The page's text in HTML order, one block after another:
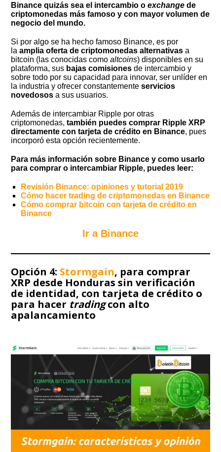
Binance quizás sea el intercambio oexchange de
criptomonedas más famoso y con mayor volumen de
negocio del mundo.
Si por algo se ha hecho famoso Binance, es por
laamplia oferta de criptomonedas alternativas a
bitcoin (las conocidas comoaltcoins) disponibles en su
plataforma, sus bajas comisiones de intercambio y
sobre todo por su capacidad para innovar, ser unlíder en
la industria y ofrecer constantementeservicios
novedosos a sus usuarios.
Además de intercambiar Ripple por otras
criptomonedas,también puedes comprar Ripple XRP
directamente con tarjeta de crédito en Binance, pues
incorporó esta opción recientemente.
Para más información sobre Binance y como usarlo
para comprar o intercambiar Ripple, puedes leer:
Revisión Binance: opiniones y tutorial 2019
Cómo hacer trading de criptomonedas en Binance
Cómo comprar bitcoin con tarjeta de crédito en
Binance
Ir a Binance
Opción 4: Stormgain, para comprar
XRP desde Honduras sin verificación
de identidad, con tarjeta de crédito o
para hacer tradingcon alto
apalancamiento